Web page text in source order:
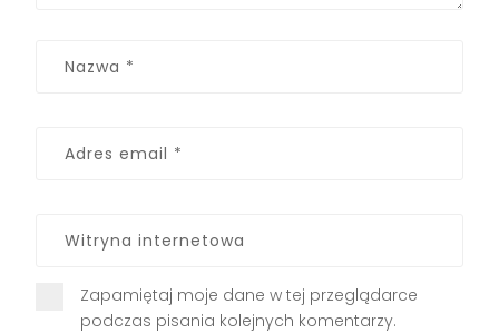
Zapamiętaj moje dane w tej przeglądarce
podczas pisania kolejnych komentarzy.